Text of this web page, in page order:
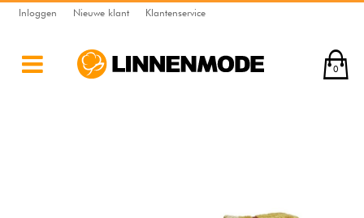
Inloggen Nieuwe klant Klantenservice
0